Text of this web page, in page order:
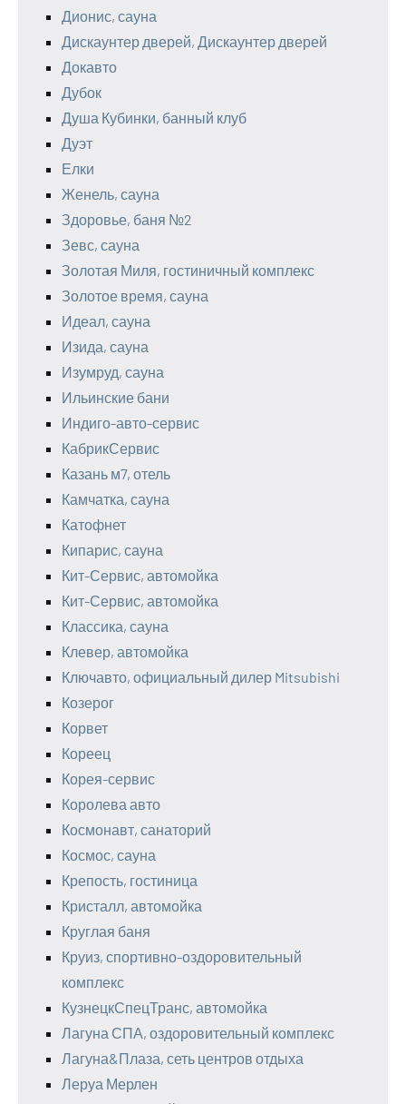
Дионис, сауна
Дискаунтер дверей, Дискаунтер дверей
Докавто
Дубок
Душа Кубинки, банный клуб
Дуэт
Елки
Женель, сауна
Здоровье, баня №2
Зевс, сауна
Золотая Миля, гостиничный комплекс
Золотое время, сауна
Идеал, сауна
Изида, сауна
Изумруд, сауна
Ильинские бани
Индиго-авто-сервис
КабрикСервис
Казань м7, отель
Камчатка, сауна
Катофнет
Кипарис, сауна
Кит-Сервис, автомойка
Кит-Сервис, автомойка
Классика, сауна
Клевер, автомойка
Ключавто, официальный дилер Mitsubishi
Козерог
Корвет
Кореец
Корея-сервис
Королева авто
Космонавт, санаторий
Космос, сауна
Крепость, гостиница
Кристалл, автомойка
Круглая баня
Круиз, спортивно-оздоровительный
комплекс
КузнецкСпецТранс, автомойка
Лагуна СПА, оздоровительный комплекс
Лагуна&Плаза, сеть центров отдыха
Леруа Мерлен